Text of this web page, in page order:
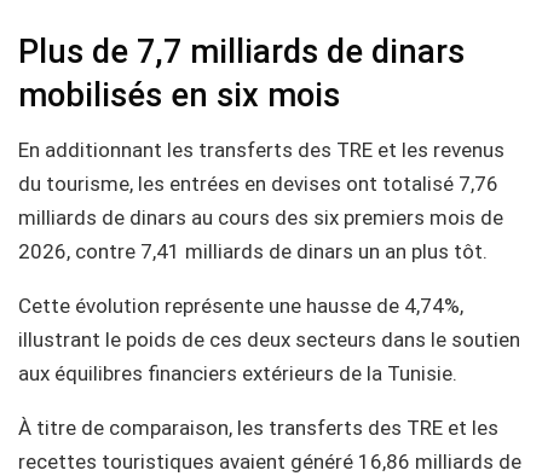
Plus de 7,7 milliards de dinars
mobilisés en six mois
En additionnant les transferts des TRE et les revenus
du tourisme, les entrées en devises ont totalisé 7,76
milliards de dinars au cours des six premiers mois de
2026, contre 7,41 milliards de dinars un an plus tôt.
Cette évolution représente une hausse de 4,74%,
illustrant le poids de ces deux secteurs dans le soutien
aux équilibres financiers extérieurs de la Tunisie.
À titre de comparaison, les transferts des TRE et les
recettes touristiques avaient généré 16,86 milliards de